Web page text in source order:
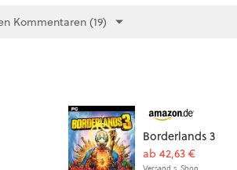
Kommentaren (19)
Borderlands 3
ab 42,63 €
Versand s. Shop